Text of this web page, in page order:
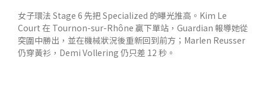
女子環法 Stage 6 先把 Specialized 的曝光推高。Kim Le
Court 在 Tournon-sur-Rhône 贏下單站，Guardian 報導她從
突圍中勝出，並在機械狀況後重新回到前方；Marlen Reusser
仍穿黃衫，Demi Vollering 仍只差 12 秒。